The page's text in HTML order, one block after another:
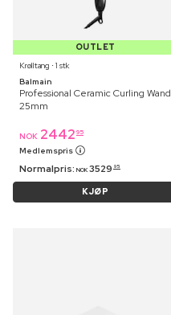
OUTLET
Krølltang ⋅ 1 stk
Balmain
Professional Ceramic Curling Wand
25mm
NOK 2442 95
Medlemspris
Normalpris: NOK 3529 95
KJØP